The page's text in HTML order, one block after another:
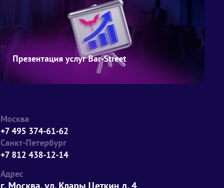
Презентация услуг Bar-Street
Москва
+7 495 374-61-62
Санкт-Петербург
+7 812 438-12-14
Адрес